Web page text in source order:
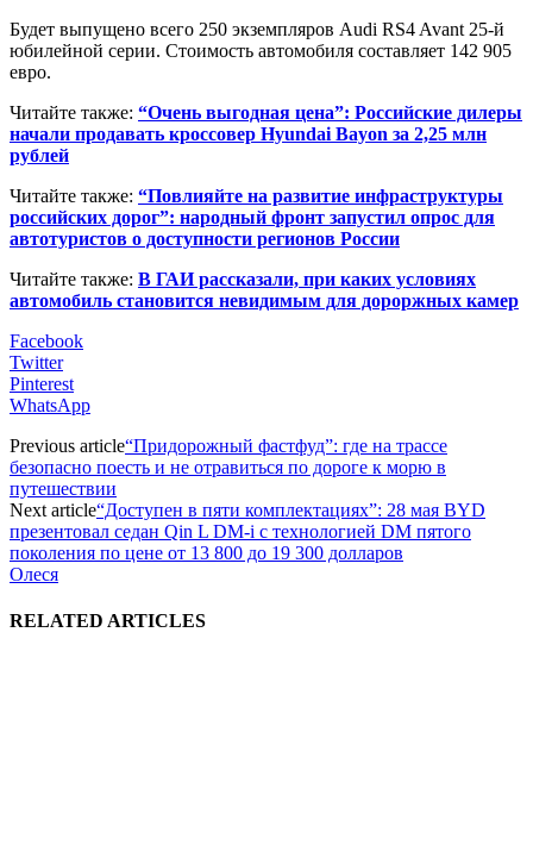
Будет выпущено всего 250 экземпляров Audi RS4 Avant 25-й
юбилейной серии. Стоимость автомобиля составляет 142 905
евро.
Читайте также: “Очень выгодная цена”: Российские дилеры
начали продавать кроссовер Hyundai Bayon за 2,25 млн
рублей
Читайте также: “Повлияйте на развитие инфраструктуры
российских дорог”: народный фронт запустил опрос для
автотуристов о доступности регионов России
Читайте также: В ГАИ рассказали, при каких условиях
автомобиль становится невидимым для дороржных камер
Facebook
Twitter
Pinterest
WhatsApp
Previous article“Придорожный фастфуд”: где на трассе
безопасно поесть и не отравиться по дороге к морю в
путешествии
Next article“Доступен в пяти комплектациях”: 28 мая BYD
презентовал седан Qin L DM-i с технологией DM пятого
поколения по цене от 13 800 до 19 300 долларов
Олеся
RELATED ARTICLES